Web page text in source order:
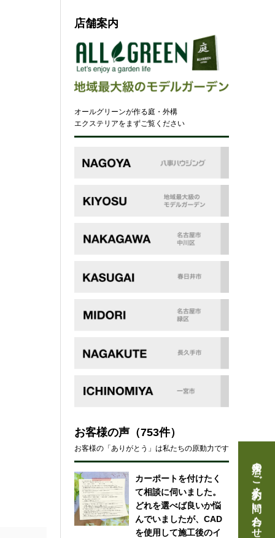
店舗案内
オールグリーンが作る庭・外構
エクステリアをまずご覧ください
お客様の声 （753件）
お客様の「ありがとう」は私たちの原動力です
カーポートを付けたく
て相談に伺いました。
どれを選べば良いか悩
んでいましたが、CAD
を使用して施工後のイ
来店のご予約・お問い合わせ